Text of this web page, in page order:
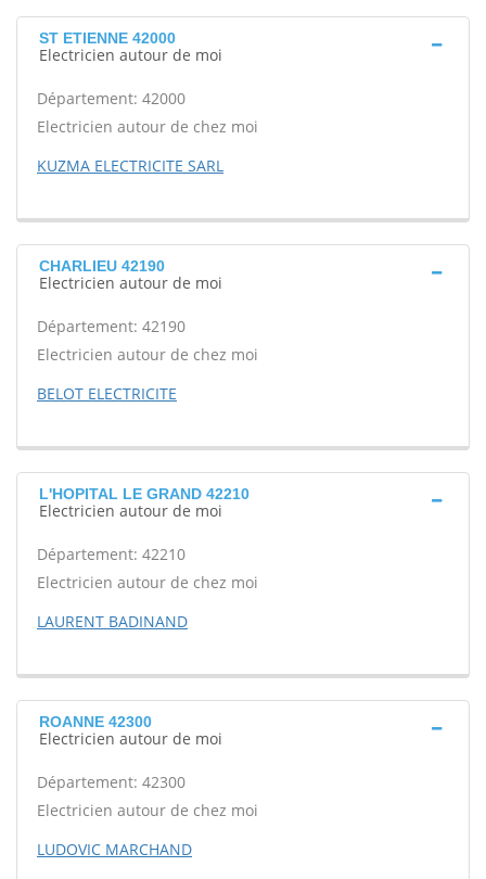
ST ETIENNE 42000
Electricien autour de moi
Département: 42000
Electricien autour de chez moi
KUZMA ELECTRICITE SARL
CHARLIEU 42190
Electricien autour de moi
Département: 42190
Electricien autour de chez moi
BELOT ELECTRICITE
L'HOPITAL LE GRAND 42210
Electricien autour de moi
Département: 42210
Electricien autour de chez moi
LAURENT BADINAND
ROANNE 42300
Electricien autour de moi
Département: 42300
Electricien autour de chez moi
LUDOVIC MARCHAND